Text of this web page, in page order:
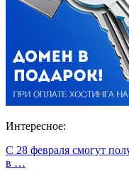
Интересное:
С 28 февраля смогут
в …